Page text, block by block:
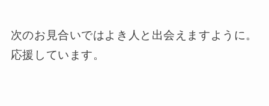
次のお見合いではよき人と出会えますように。
応援しています。